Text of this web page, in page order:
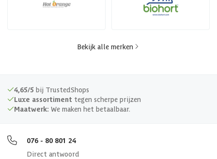
Bekijk alle merken
4,65/5 bij TrustedShops
Luxe assortiment tegen scherpe prijzen
Maatwerk: We maken het betaalbaar.
076 - 80 801 24
Direct antwoord